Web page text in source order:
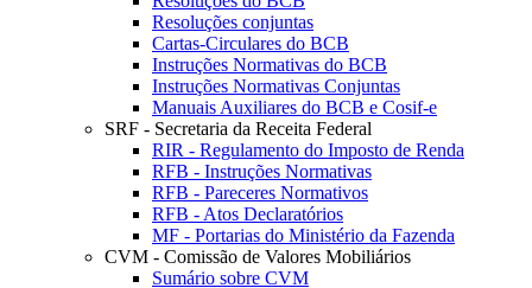
Resoluções conjuntas
Cartas-Circulares do BCB
Instruções Normativas do BCB
Instruções Normativas Conjuntas
Manuais Auxiliares do BCB e Cosif-e
SRF - Secretaria da Receita Federal
RIR - Regulamento do Imposto de Renda
RFB - Instruções Normativas
RFB - Pareceres Normativos
RFB - Atos Declaratórios
MF - Portarias do Ministério da Fazenda
CVM - Comissão de Valores Mobiliários
Sumário sobre CVM